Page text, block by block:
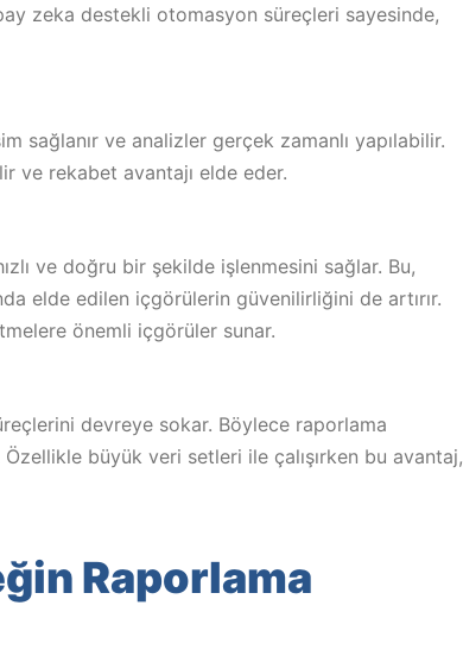
zeka destekli otomasyon süreçleri sayesinde,
sağlanır ve analizler gerçek zamanlı yapılabilir.
ve rekabet avantajı elde eder.
ve doğru bir şekilde işlenmesini sağlar. Bu,
elde edilen içgörülerin güvenilirliğini de artırır.
önemli içgörüler sunar.
devreye sokar. Böylece raporlama
büyük veri setleri ile çalışırken bu avantaj,
Raporlama